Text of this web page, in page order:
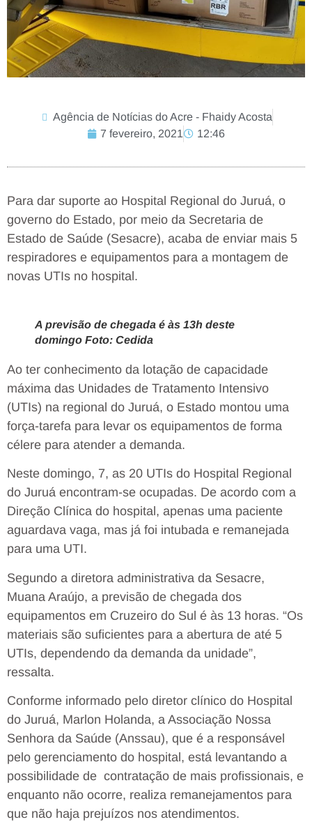
Agência de Notícias do Acre - Fhaidy Acosta
7 fevereiro, 2021
12:46
Para dar suporte ao Hospital Regional do Juruá, o
governo do Estado, por meio da Secretaria de
Estado de Saúde (Sesacre), acaba de enviar mais 5
respiradores e equipamentos para a montagem de
novas UTIs no hospital.
A previsão de chegada é às 13h deste
domingo Foto: Cedida
Ao ter conhecimento da lotação de capacidade
máxima das Unidades de Tratamento Intensivo
(UTIs) na regional do Juruá, o Estado montou uma
força-tarefa para levar os equipamentos de forma
célere para atender a demanda.
Neste domingo, 7, as 20 UTIs do Hospital Regional
do Juruá encontram-se ocupadas. De acordo com a
Direção Clínica do hospital, apenas uma paciente
aguardava vaga, mas já foi intubada e remanejada
para uma UTI.
Segundo a diretora administrativa da Sesacre,
Muana Araújo, a previsão de chegada dos
equipamentos em Cruzeiro do Sul é às 13 horas. “Os
materiais são suficientes para a abertura de até 5
UTIs, dependendo da demanda da unidade”,
ressalta.
Conforme informado pelo diretor clínico do Hospital
do Juruá, Marlon Holanda, a Associação Nossa
Senhora da Saúde (Anssau), que é a responsável
pelo gerenciamento do hospital, está levantando a
possibilidade de contratação de mais profissionais, e
enquanto não ocorre, realiza remanejamentos para
que não haja prejuízos nos atendimentos.